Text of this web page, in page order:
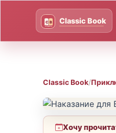
Classic Book/
Хочу